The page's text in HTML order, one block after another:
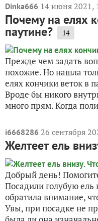
Dinka666 14 июня 2021,
Почему на елях
паутине? 14
Прежде чем задать
похожие. Но нашла
елях кончики веток в
Вроде бы никого
много прям. Когда
i6668286 26 сентября
Желтеет ель
Добрый день!
Посадили голубую
обратила внимание,
Увы, при посадке не